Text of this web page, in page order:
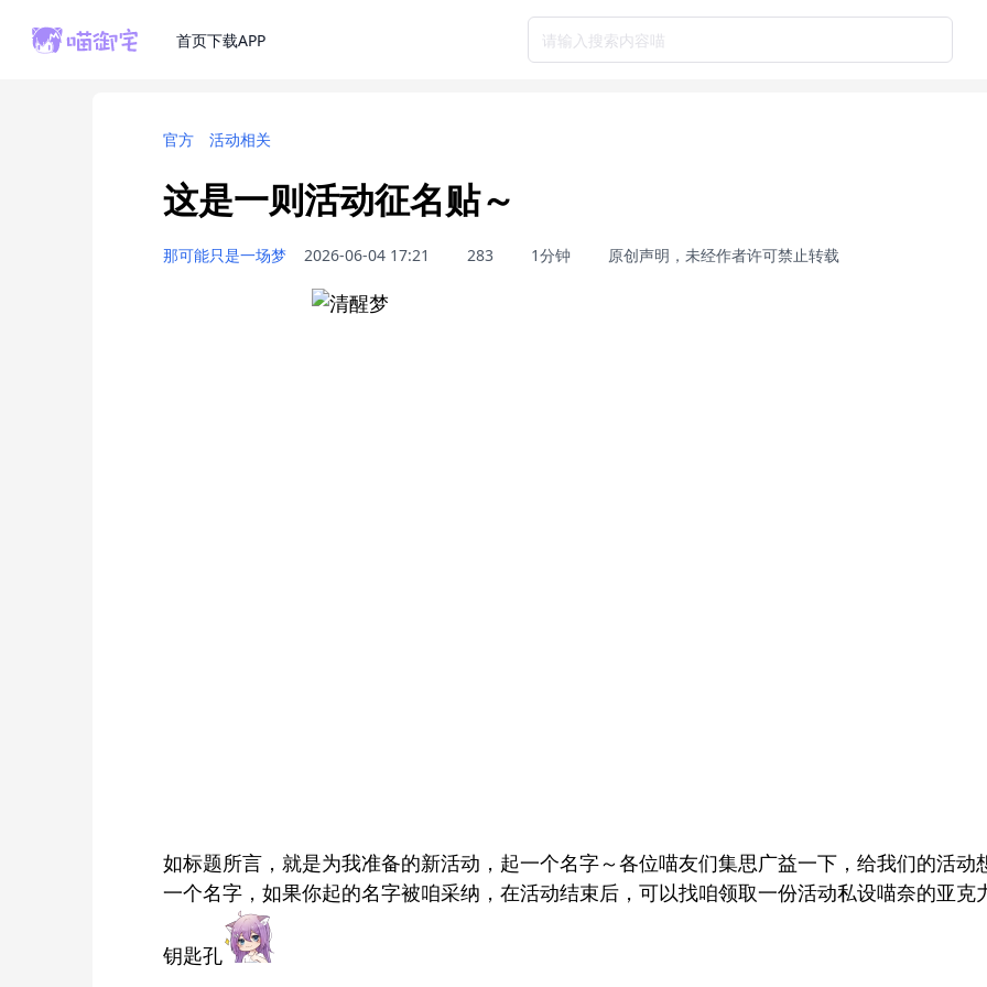
首页下载APP 请输入搜索内容喵
官方 活动相关
这是一则活动征名贴～
那可能只是一场梦 2026-06-04 17:21 283 1分钟 原创声明，未经作者许可禁止转载
如标题所言，就是为我准备的新活动，起一个名字～各位喵友们集思广益一下，给我们的活动
一个名字，如果你起的名字被咱采纳，在活动结束后，可以找咱领取一份活动私设喵奈的亚克
钥匙孔